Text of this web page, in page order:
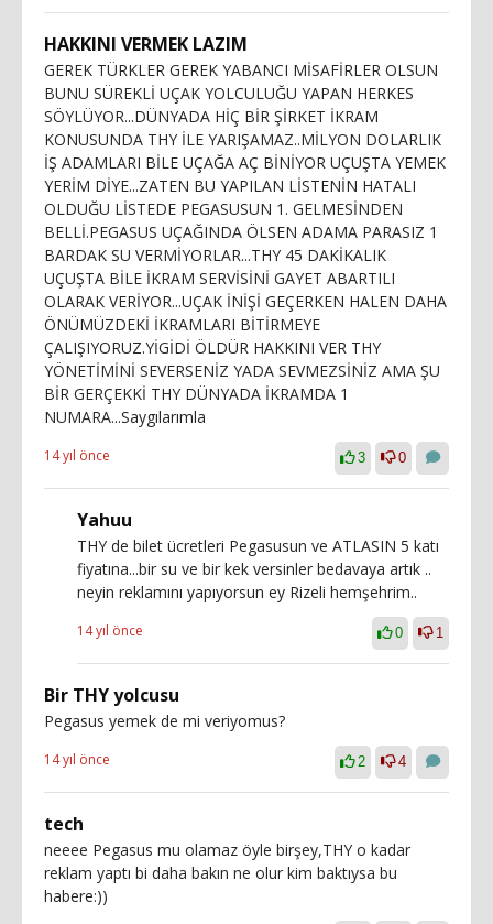
HAKKINI VERMEK LAZIM
GEREK TÜRKLER GEREK YABANCI MİSAFİRLER OLSUN
BUNU SÜREKLİ UÇAK YOLCULUĞU YAPAN HERKES
SÖYLÜYOR...DÜNYADA HİÇ BİR ŞİRKET İKRAM
KONUSUNDA THY İLE YARIŞAMAZ..MİLYON DOLARLIK
İŞ ADAMLARI BİLE UÇAĞA AÇ BİNİYOR UÇUŞTA YEMEK
YERİM DİYE...ZATEN BU YAPILAN LİSTENİN HATALI
OLDUĞU LİSTEDE PEGASUSUN 1. GELMESİNDEN
BELLİ.PEGASUS UÇAĞINDA ÖLSEN ADAMA PARASIZ 1
BARDAK SU VERMİYORLAR...THY 45 DAKİKALIK
UÇUŞTA BİLE İKRAM SERVİSİNİ GAYET ABARTILI
OLARAK VERİYOR...UÇAK İNİŞİ GEÇERKEN HALEN DAHA
ÖNÜMÜZDEKİ İKRAMLARI BİTİRMEYE
ÇALIŞIYORUZ.YİGİDİ ÖLDÜR HAKKINI VER THY
YÖNETİMİNİ SEVERSENİZ YADA SEVMEZSİNİZ AMA ŞU
BİR GERÇEKKİ THY DÜNYADA İKRAMDA 1
NUMARA...Saygılarımla
14 yıl önce 3 0
Yahuu
THY de bilet ücretleri Pegasusun ve ATLASIN 5 katı
fiyatına...bir su ve bir kek versinler bedavaya artık ..
neyin reklamını yapıyorsun ey Rizeli hemşehrim..
14 yıl önce 0 1
Bir THY yolcusu
Pegasus yemek de mi veriyomus?
14 yıl önce 2 4
tech
neeee Pegasus mu olamaz öyle birşey,THY o kadar
reklam yaptı bi daha bakın ne olur kim baktıysa bu
habere:))